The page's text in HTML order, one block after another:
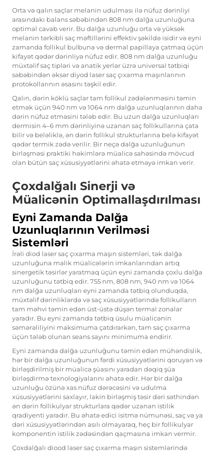
Orta və qalın saçlar melanin udulması ilə nüfuz dərinliyi
arasındakı balans səbəbindən 808 nm dalğa uzunluğuna
optimal cavab verir. Bu dalğa uzunluğu orta və yüksək
melanin tərkibli saç məftillərini effektiv şəkildə isidir və eyni
zamanda follikul bulbuna və dermal papillaya çatmaq üçün
kifayət qədər dərinliyə nüfuz edir. 808 nm dalğa uzunluğu
müxtəlif saç tipləri və anatik yerlər üzrə universal tətbiqi
səbəbindən əksər diyod laser saç çıxarma maşınlarının
protokollarının əsasını təşkil edir.
Qalın, dərin köklü saçlar tam follikul zədələnməsini təmin
etmək üçün 940 nm və 1064 nm dalğa uzunluqlarının daha
dərin nüfuz etməsini tələb edir. Bu uzun dalğa uzunluqları
dermisin 4–6 mm dərinliyinə uzanan saç follikullarına çata
bilir və beləliklə, ən dərin follikul strukturlarına belə kifayət
qədər termik zədə verilir. Bir neçə dalğa uzunluğunun
birləşməsi praktiki həkimlərə müalicə sahəsində mövcud
olan bütün saç xüsusiyyətlərini əhatə etməyə imkan verir.
Çoxdalğalı Sinerji və
Müalicənin Optimallaşdırılması
Eyni Zamanda Dalğa
Uzunluqlarının Verilməsi
Sistemləri
İrəli diod laser saç çıxarma maşın sistemləri, tək dalğa
uzunluğuna malik müalicələrin imkanlarından artıq
sinergetik təsirlər yaratmaq üçün eyni zamanda çoxlu dalğa
uzunluğunu tətbiq edir. 755 nm, 808 nm, 940 nm və 1064
nm dalğa uzunluqları eyni zamanda tətbiq olunduqda,
müxtəlif dərinliklərdə və saç xüsusiyyətlərində follikulların
tam məhvi təmin edən üst-üstə düşən termal zonalar
yaradır. Bu eyni zamanda tətbiq üsulu müalicənin
səmərəliliyini maksimuma çatdırarkən, tam saç çıxarma
üçün tələb olunan seans sayını minimuma endirir.
Eyni zamanda dalğa uzunluğunu təmin edən mühəndislik,
hər bir dalğa uzunluğunun fərdi xüsusiyyətlərini qoruyan və
birləşdirilmiş bir müalicə şüasını yaradan dəqiq şüa
birləşdirmə texnologiyalarını əhatə edir. Hər bir dalğa
uzunluğu özünə xas nüfuz dərəcəsini və udulma
xüsusiyyətlərini saxlayır, lakin birləşmiş təsir dəri səthindən
ən dərin follikulyar strukturlara qədər uzanan istilik
qradiyenti yaradır. Bu əhatə edici isitmə nümunəsi, saç və ya
dəri xüsusiyyətlərindən asılı olmayaraq, heç bir follikulyar
komponentin istilik zədəsindən qaçmasına imkan vermir.
Çoxdalğalı diood laser saç çıxarma maşın sistemlərində